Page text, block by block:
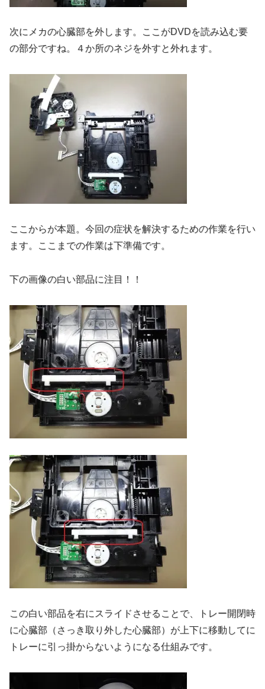
次にメカの心臓部を外します。ここがDVDを読み込む要
の部分ですね。４か所のネジを外すと外れます。
ここからが本題。今回の症状を解決するための作業を行い
ます。ここまでの作業は下準備です。
下の画像の白い部品に注目！！
この白い部品を右にスライドさせることで、トレー開閉時
に心臓部（さっき取り外した心臓部）が上下に移動してに
トレーに引っ掛からないようになる仕組みです。